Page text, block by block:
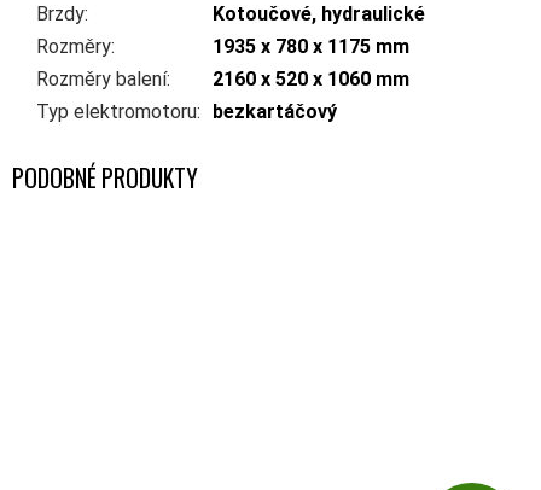
Brzdy:
Kotoučové, hydraulické
Rozměry:
1935 x 780 x 1175 mm
Rozměry balení:
2160 x 520 x 1060 mm
Typ elektromotoru: bezkartáčový